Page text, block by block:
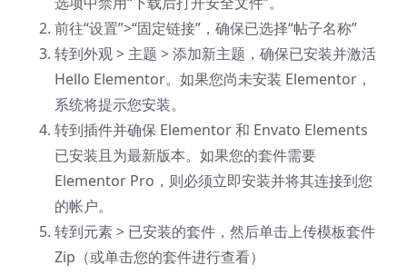
前往“设置”>“固定链接”，确保已选择“帖子名称”
转到外观 > 主题 > 添加新主题，确保已安装并激活
Hello Elementor。如果您尚未安装 Elementor，
系统将提示您安装。
转到插件并确保 Elementor 和 Envato Elements
已安装且为最新版本。如果您的套件需要
Elementor Pro，则必须立即安装并将其连接到您
的帐户。
转到元素 > 已安装的套件，然后单击上传模板套件
Zip（或单击您的套件进行查看）